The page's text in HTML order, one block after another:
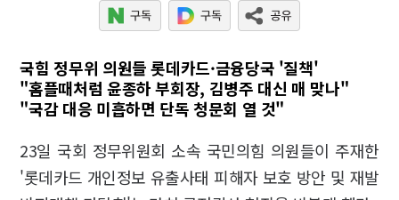
국힘 정무위 의원들 롯데카드·금융당국 '질책'
"홈플때처럼 윤종하 부회장, 김병주 대신 매 맞나"
"국감 대응 미흡하면 단독 청문회 열 것"
23일 국회 정무위원회 소속 국민의힘 의원들이 주재한
'롯데카드 개인정보 유출사태 피해자 보호 방안 및 재발